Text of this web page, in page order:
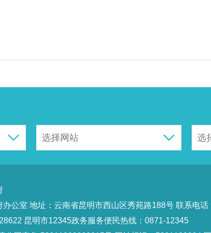
公室 地址：云南省昆明市西山区秀苑路188号 联系电
昆明市12345政务服务便民热线：0871-12345